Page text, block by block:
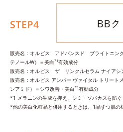
販売名：オルビス アドバンスド ブライトニン
テノールW）＝美白*1有効成分
販売名：オルビス ザ リンクルセラム ナイアシ
販売名：オルビス アンバー ヴァイタル トリート
ンアミド）＝シワ改善・美白*1有効成分
*1 メラニンの生成を抑え、シミ・ソバカスを防ぐ
*他の美白化粧品と併用するときは、1品ずつ肌の